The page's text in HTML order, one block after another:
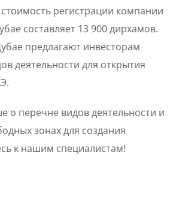
регистрации компании
составляет 13 900 дирхамов.
предлагают инвесторам
деятельности для открытия
о перечне видов деятельности и
зонах для создания
к нашим специалистам!